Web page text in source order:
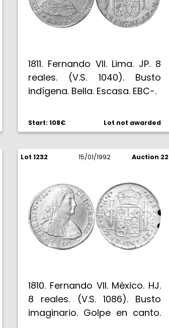
1811. Fernando VII. Lima. JP. 8
reales. (V.S. 1040). Busto
indígena. Bella. Escasa. EBC-.
Start: 108€ Lot not awarded
Lot 1232 15/01/1992 Auction 22
1810. Fernando VII. México. HJ.
8 reales. (V.S. 1086). Busto
imaginario. Golpe en canto.